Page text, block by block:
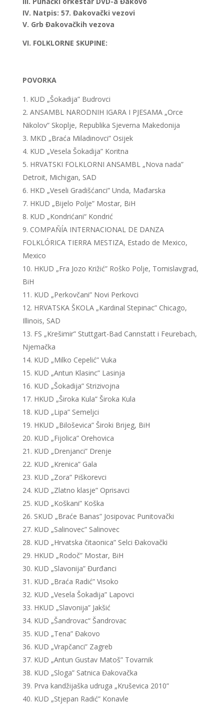
IV. Natpis: 57. Đakovački vezovi
V. Grb Đakovačkih vezova
VI. FOLKLORNE SKUPINE:
POVORKA
KUD „Šokadija” Budrovci
ANSAMBL NARODNIH IGARA I PJESAMA „Orce
Nikolov” Skoplje, Republika Sjeverna Makedonija
MKD „Braća Miladinovci” Osijek
KUD „Vesela Šokadija” Koritna
HRVATSKI FOLKLORNI ANSAMBL „Nova nada”
Detroit, Michigan, SAD
HKD „Veseli Gradišćanci” Unda, Mađarska
HKUD „Bijelo Polje” Mostar, BiH
KUD „Kondrićani“ Kondrić
COMPAÑÍA INTERNACIONAL DE DANZA
FOLKLÓRICA TIERRA MESTIZA, Estado de Mexico,
Mexico
HKUD „Fra Jozo Križić” Roško Polje, Tomislavgrad,
BiH
KUD „Perkovčani” Novi Perkovci
HRVATSKA ŠKOLA „Kardinal Stepinac” Chicago,
Illinois, SAD
FS „Krešimir” Stuttgart-Bad Cannstatt i Feurebach,
Njemačka
KUD „Milko Cepelić” Vuka
KUD „Antun Klasinc” Lasinja
KUD „Šokadija” Strizivojna
HKUD „Široka Kula” Široka Kula
KUD „Lipa” Semeljci
HKUD „Biloševica” Široki Brijeg, BiH
KUD „Fijolica” Orehovica
KUD „Drenjanci” Drenje
KUD „Krenica” Gala
KUD „Zora” Piškorevci
KUD „Zlatno klasje” Oprisavci
KUD „Koškani” Koška
SKUD „Braće Banas” Josipovac Punitovački
KUD „Salinovec” Salinovec
KUD „Hrvatska čitaonica” Selci Đakovački
HKUD „Rodoč” Mostar, BiH
KUD „Slavonija” Đurđanci
KUD „Braća Radić” Visoko
KUD „Vesela Šokadija” Lapovci
HKUD „Slavonija” Jakšić
KUD „Šandrovac“ Šandrovac
KUD „Tena” Đakovo
KUD „Vrapčanci” Zagreb
KUD „Antun Gustav Matoš” Tovarnik
KUD „Sloga” Satnica Đakovačka
Prva kandžijaška udruga „Kruševica 2010”
KUD „Stjepan Radić” Konavle